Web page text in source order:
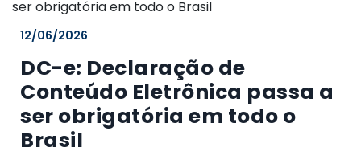
12/06/2026
DC-e: Declaração de
Conteúdo Eletrônica passa a
ser obrigatória em todo o
Brasil